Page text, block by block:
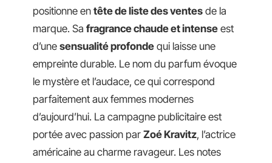
positionne en tête de liste des ventes de la
marque. Sa fragrance chaude et intense est
d’une sensualité profonde qui laisse une
empreinte durable. Le nom du parfum évoque
le mystère et l’audace, ce qui correspond
parfaitement aux femmes modernes
d’aujourd’hui. La campagne publicitaire est
portée avec passion par Zoé Kravitz, l’actrice
américaine au charme ravageur. Les notes